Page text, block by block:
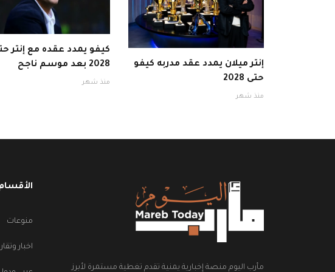
إنتر ميلان يمدد عقد مدربه كيفو
حتى 2028
منذ شهر
كيفو يمدد عقده مع إنتر
2028 بعد موسم ناجح
منذ شهر
مأرب اليوم منصة إخبارية يمنية تقدم تغطية مستمرة لأبرز
منوعات
اخبار